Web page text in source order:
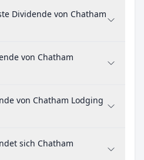
Dividende von Chatham
von Chatham
von Chatham Lodging
sich Chatham